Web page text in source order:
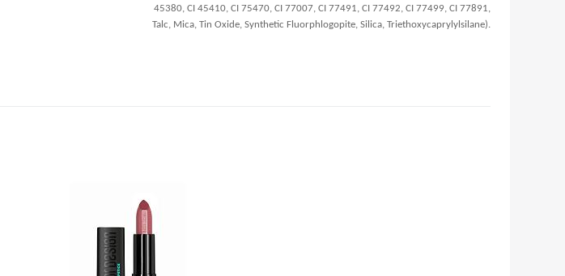
45380, CI 45410, CI 75470, CI 77007, CI 77491, CI 77492, CI 77499, CI 77891,
Talc, Mica, Tin Oxide, Synthetic Fluorphlogopite, Silica, Triethoxycaprylylsilane).